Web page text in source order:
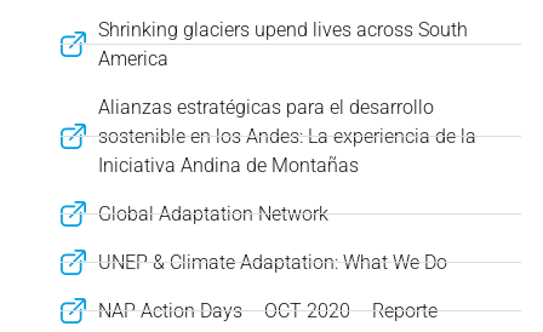
Shrinking glaciers upend lives across South
America
Alianzas estratégicas para el desarrollo
sostenible en los Andes: La experiencia de la
Iniciativa Andina de Montañas
Global Adaptation Network
UNEP & Climate Adaptation: What We Do
NAP Action Days – OCT 2020 – Reporte